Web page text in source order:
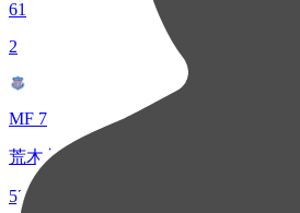
61
2
MF 7
荒木 翔
53